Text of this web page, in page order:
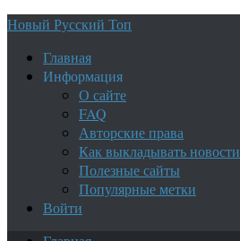
Новый Русский Топ
Главная
Информация
О сайте
FAQ
Авторские права
Как выкладывать новости
Полезные сайты
Популярные метки
Войти